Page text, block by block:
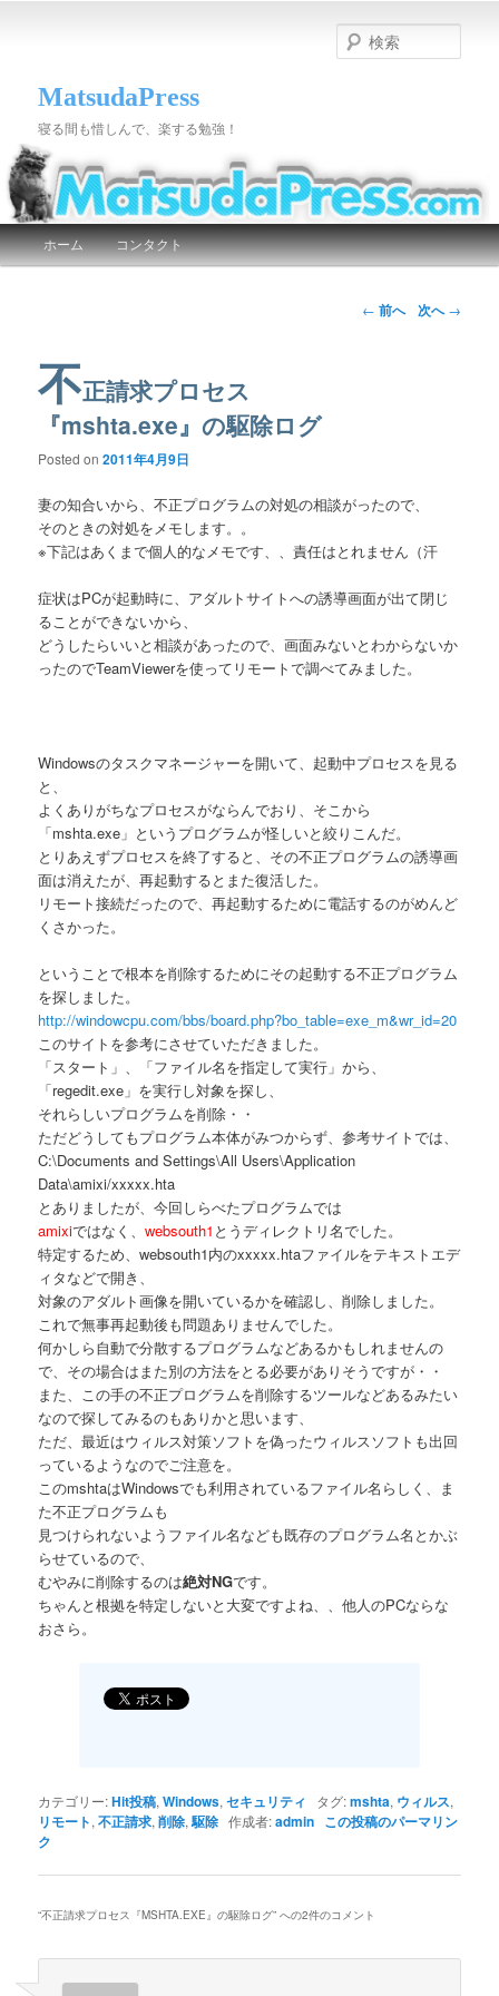
MatsudaPress
寝る間も惜しんで、楽する勉強！
索
メインメニュー
メインコンテンツへ移動
サブコンテンツへ移動
ホーム コンタクト
← 前へ 次へ→
不正請求プロセス
『mshta.exe』の駆除ログ
Posted on2011年4月9日
妻の知合いから、不正プログラムの対処の相談がったので、
そのときの対処をメモします。。
※下記はあくまで個人的なメモです、、責任はとれません（汗
症状はPCが起動時に、アダルトサイトへの誘導画面が出て閉じ
ることができないから、
どうしたらいいと相談があったので、画面みないとわからないか
ったのでTeamViewerを使ってリモートで調べてみました。
Windowsのタスクマネージャーを開いて、起動中プロセスを見る
と、
よくありがちなプロセスがならんでおり、そこから
「mshta.exe」というプログラムが怪しいと絞りこんだ。
とりあえずプロセスを終了すると、その不正プログラムの誘導画
面は消えたが、再起動するとまた復活した。
リモート接続だったので、再起動するために電話するのがめんど
くさかった。
ということで根本を削除するためにその起動する不正プログラム
を探しました。
http://windowcpu.com/bbs/board.php?bo_table=exe_m&wr_id=20
このサイトを参考にさせていただきました。
「スタート」、「ファイル名を指定して実行」から、
「regedit.exe」を実行し対象を探し、
それらしいプログラムを削除・・
ただどうしてもプログラム本体がみつからず、参考サイトでは、
C:\Documents and Settings\All Users\Application
Data\amixi/xxxxx.hta
とありましたが、今回しらべたプログラムでは
amixiではなく、websouth1 とうディレクトリ名でした。
特定するため、websouth1内のxxxxx.htaファイルをテキストエデ
ィタなどで開き、
対象のアダルト画像を開いているかを確認し、削除しました。
これで無事再起動後も問題ありませんでした。
何かしら自動で分散するプログラムなどあるかもしれませんの
で、その場合はまた別の方法をとる必要がありそうですが・・
また、この手の不正プログラムを削除するツールなどあるみたい
なので探してみるのもありかと思います、
ただ、最近はウィルス対策ソフトを偽ったウィルスソフトも出回
っているようなのでご注意を。
このmshtaはWindowsでも利用されているファイル名らしく、ま
た不正プログラムも
見つけられないようファイル名なども既存のプログラム名とかぶ
らせているので、
むやみに削除するのは絶対NGです。
ちゃんと根拠を特定しないと大変ですよね、、他人のPCならな
おさら。
カテゴリー:Hit投稿,Windows,セキュリティ タグ:mshta, ウィルス,
リモート,不正請求,削除,駆除 作成者:admin この投稿のパーマリン
ク
“不正請求プロセス『MSHTA.EXE』の駆除ログ” への2件のコメント